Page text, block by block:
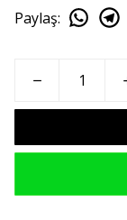
Paylaş: